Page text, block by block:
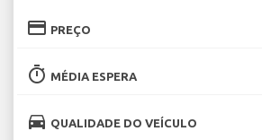
credit_card PREÇO
timer MÉDIA ESPERA
directions_car QUALIDADE DO VEÍCULO